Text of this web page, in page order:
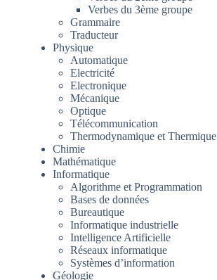
Verbes du 3ème groupe
Grammaire
Traducteur
Physique
Automatique
Electricité
Electronique
Mécanique
Optique
Télécommunication
Thermodynamique et Thermique
Chimie
Mathématique
Informatique
Algorithme et Programmation
Bases de données
Bureautique
Informatique industrielle
Intelligence Artificielle
Réseaux informatique
Systèmes d’information
Géologie